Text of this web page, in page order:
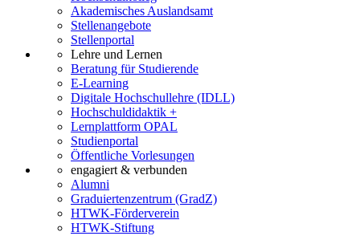
Akademisches Auslandsamt
Stellenangebote
Stellenportal
Lehre und Lernen
Beratung für Studierende
E-Learning
Digitale Hochschullehre (IDLL)
Hochschuldidaktik +
Lernplattform OPAL
Studienportal
Öffentliche Vorlesungen
engagiert & verbunden
Alumni
Graduiertenzentrum (GradZ)
HTWK-Förderverein
HTWK-Stiftung